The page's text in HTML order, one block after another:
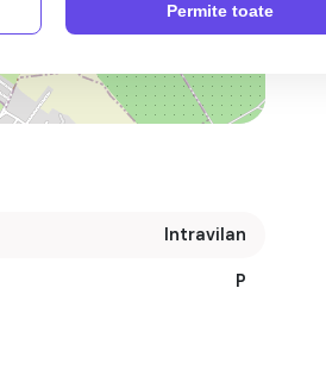
Intravilan
P
Permite toate